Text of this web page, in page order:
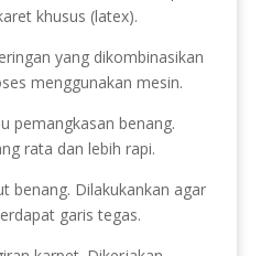
khusus (latex).
yang dikombinasikan
menggunakan mesin.
pemangkasan benang.
rata dan lebih rapi.
benang. Dilakukankan agar
garis tegas.